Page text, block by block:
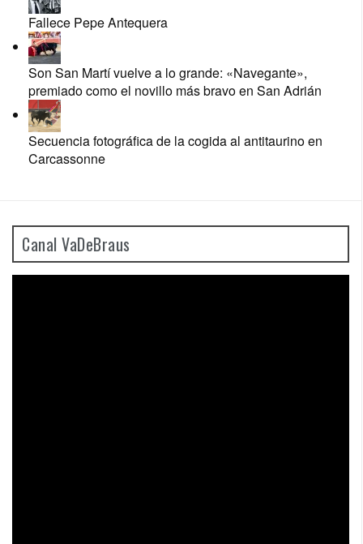
Fallece Pepe Antequera
Son San Martí vuelve a lo grande: «Navegante»,
premiado como el novillo más bravo en San Adrián
Secuencia fotográfica de la cogida al antitaurino en
Carcassonne
Canal VaDeBraus